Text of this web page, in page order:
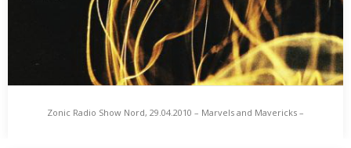
Zonic Radio Show Nord, 29.04.2010 – Marvels and Mavericks –